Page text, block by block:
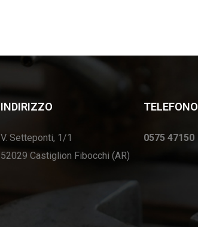
INDIRIZZO
V. Setteponti, 1/1
52029 Castiglion Fibocchi (AR)
TELEFONO
0575 47150